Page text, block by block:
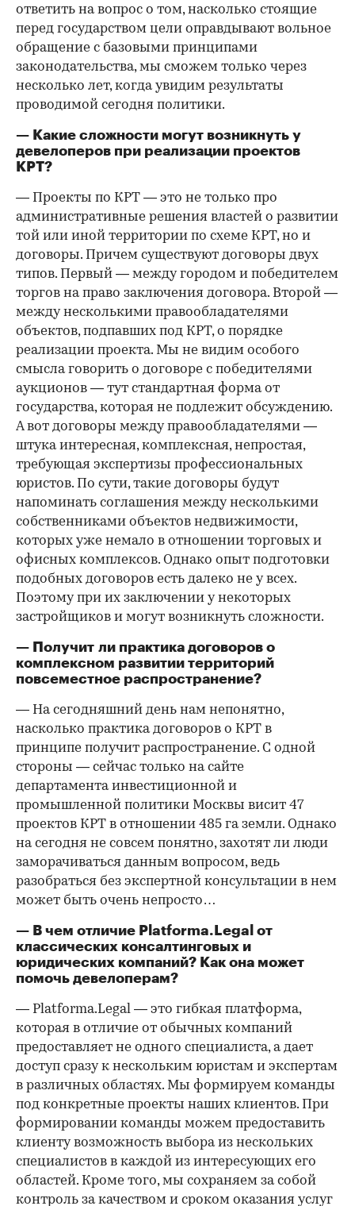
ответить на вопрос о том, насколько стоящие
перед государством цели оправдывают вольное
обращение с базовыми принципами
законодательства, мы сможем только через
несколько лет, когда увидим результаты
проводимой сегодня политики.
— Какие сложности могут возникнуть у
девелоперов при реализации проектов
КРТ?
— Проекты по КРТ — это не только про
административные решения властей о развитии
той или иной территории по схеме КРТ, но и
договоры. Причем существуют договоры двух
типов. Первый — между городом и победителем
торгов на право заключения договора. Второй —
между несколькими правообладателями
объектов, подпавших под КРТ, о порядке
реализации проекта. Мы не видим особого
смысла говорить о договоре с победителями
аукционов — тут стандартная форма от
государства, которая не подлежит обсуждению.
А вот договоры между правообладателями —
штука интересная, комплексная, непростая,
требующая экспертизы профессиональных
юристов. По сути, такие договоры будут
напоминать соглашения между несколькими
собственниками объектов недвижимости,
которых уже немало в отношении торговых и
офисных комплексов. Однако опыт подготовки
подобных договоров есть далеко не у всех.
Поэтому при их заключении у некоторых
застройщиков и могут возникнуть сложности.
— Получит ли практика договоров о
комплексном развитии территорий
повсеместное распространение?
— На сегодняшний день нам непонятно,
насколько практика договоров о КРТ в
принципе получит распространение. С одной
стороны — сейчас только на сайте
департамента инвестиционной и
промышленной политики Москвы висит 47
проектов КРТ в отношении 485 га земли. Однако
на сегодня не совсем понятно, захотят ли люди
заморачиваться данным вопросом, ведь
разобраться без экспертной консультации в нем
может быть очень непросто…
— В чем отличие Platforma.Legal от
классических консалтинговых и
юридических компаний? Как она может
помочь девелоперам?
— Platforma.Legal — это гибкая платформа,
которая в отличие от обычных компаний
предоставляет не одного специалиста, а дает
доступ сразу к нескольким юристам и экспертам
в различных областях. Мы формируем команды
под конкретные проекты наших клиентов. При
формировании команды можем предоставить
клиенту возможность выбора из нескольких
специалистов в каждой из интересующих его
областей. Кроме того, мы сохраняем за собой
контроль за качеством и сроком оказания услуг